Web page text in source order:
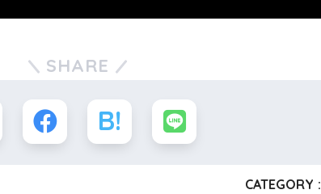
SHARE
CATEGORY :